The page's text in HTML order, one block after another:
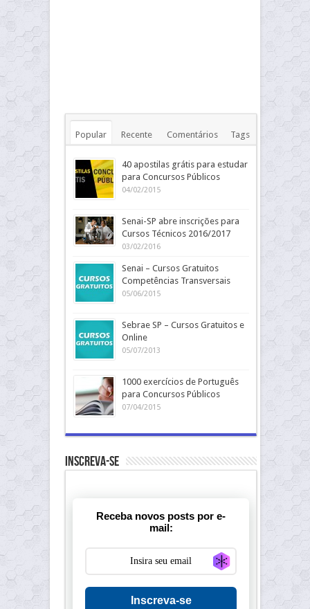
Popular Recente Comentários Tags
40 apostilas grátis para estudar
para Concursos Públicos
04/02/2015
Senai-SP abre inscrições para
Cursos Técnicos 2016/2017
03/02/2016
Senai – Cursos Gratuitos
Competências Transversais
05/06/2015
Sebrae SP – Cursos Gratuitos e
Online
05/07/2013
1000 exercícios de Português
para Concursos Públicos
07/04/2015
Inscreva-se
Receba novos posts por e-
mail:
Generate new
Inscreva-se